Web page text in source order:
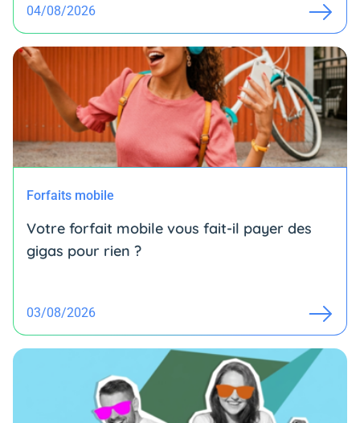
04/08/2026
Forfaits mobile
Votre forfait mobile vous fait-il payer des
gigas pour rien ?
03/08/2026